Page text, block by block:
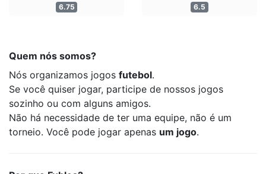
6.75 6.5
Quem nós somos?
Nós organizamos jogos futebol.
Se você quiser jogar, participe de nossos jogos
sozinho ou com alguns amigos.
Não há necessidade de ter uma equipe, não é um
torneio. Você pode jogar apenas um jogo.